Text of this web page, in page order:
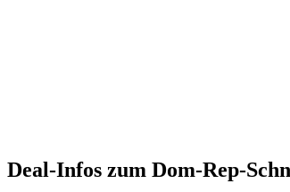
Deal-Infos zum Dom-Rep-